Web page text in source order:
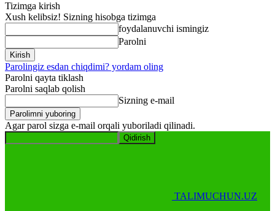
Tizimga kirish
Xush kelibsiz! Sizning hisobga tizimga
foydalanuvchi ismingiz
Parolni
Parolingiz esdan chiqdimi? yordam oling
Parolni qayta tiklash
Parolni saqlab qolish
Sizning e-mail
Agar parol sizga e-mail orqali yuboriladi qilinadi.
TALIMUCHUN.UZ